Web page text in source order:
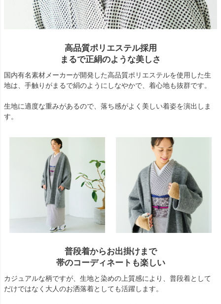
高品質ポリエステル採用
まるで正絹のような美しさ
国内有名素材メーカーが開発した高品質ポリエステルを使用した生
地は、手触りがまるで絹のようにしなやかで、着心地も抜群です。
生地に適度な重みがあるので、落ち感がよく美しい着姿を演出しま
す。
普段着からお出掛けまで
帯のコーディネートも楽しい
カジュアルな柄ですが、生地と染めの上質感により、普段着として
だけではなく大人のお洒落着としても活躍します。